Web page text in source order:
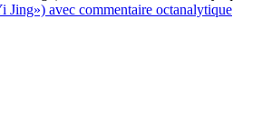
Jing») avec commentaire octanalytique